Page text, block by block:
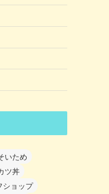
いため
ツ丼
ショップ